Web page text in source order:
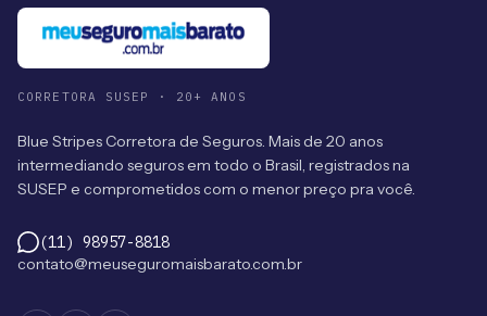
CORRETORA SUSEP · 20+ ANOS
Blue Stripes Corretora de Seguros. Mais de 20 anos
intermediando seguros em todo o Brasil, registrados na
SUSEP e comprometidos com o menor preço pra você.
(11) 98957-8818
contato@meuseguromaisbarato.com.br